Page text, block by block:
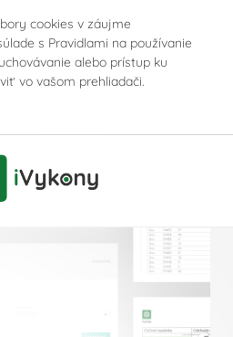
cookies v záujme
s Pravidlami na používanie
alebo prístup ku
vo vašom prehliadači.